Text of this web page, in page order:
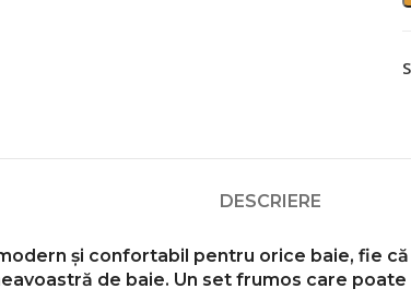
DESCRIERE
și confortabil pentru orice baie, fie
de baie. Un set frumos care